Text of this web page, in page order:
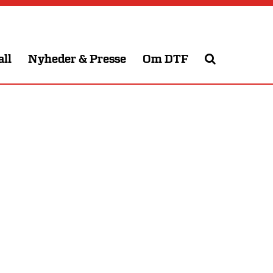
Nyheder & Presse Om DTF